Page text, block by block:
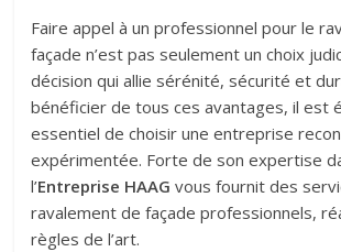
Faire appel à un professionnel pour le
façade n’est pas seulement un choix
décision qui allie sérénité, sécurité et
bénéficier de tous ces avantages, il est
essentiel de choisir une entreprise
expérimentée. Forte de son expertise
l’Entreprise HAAG vous fournit des
ravalement de façade professionnels,
règles de l’art.